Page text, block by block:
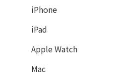
iPhone
iPad
Apple Watch
Mac